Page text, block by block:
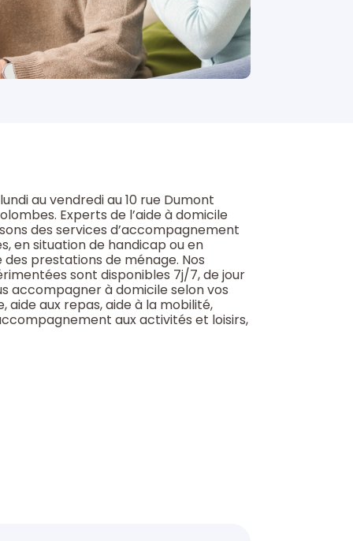
au vendredi au 10 rue Dumont
Experts de l’aide à domicile
des services d’accompagnement
en situation de handicap ou en
prestations de ménage. Nos
sont disponibles 7j/7, de jour
accompagner à domicile selon vos
aide aux repas, aide à la mobilité,
aux activités et loisirs,